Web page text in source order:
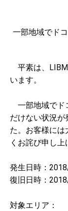
一部地域でド
平素は、
います。
一部地域でド
だけない状況が
た。お客様に
くお詫び申し上
発生日時：
復旧日時：
対象エリア：